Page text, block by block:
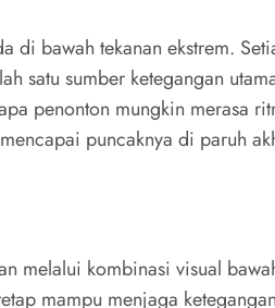
bawah tekanan ekstrem.
satu sumber ketegangan
penonton mungkin merasa
puncaknya di paruh
melalui kombinasi visual
mampu menjaga